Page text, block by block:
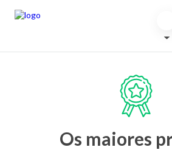
Os maiores